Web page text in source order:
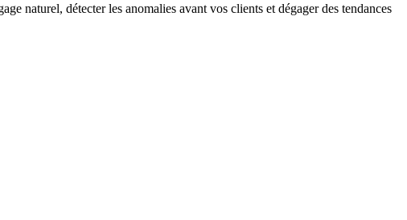
naturel, détecter les anomalies avant vos clients et dégager des tendances